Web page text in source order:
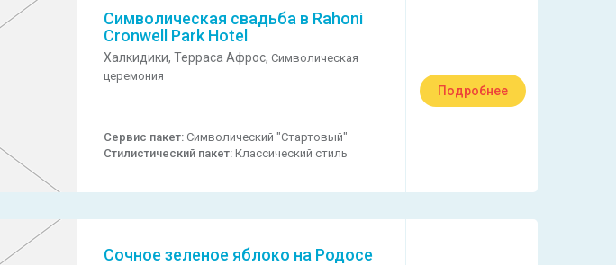
Символическая свадьба в Rahoni
Cronwell Park Hotel
Халкидики,Терраса Афрос,Символическая
церемония
Сервис пакет:Символический "Стартовый"
Стилистический пакет:Классический стиль
Подробнее
Сочное зеленое яблоко на Родосе